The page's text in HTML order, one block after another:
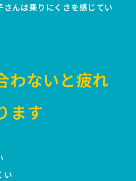
んは乗りにくさを感じてい
わないと疲れ
ます
い